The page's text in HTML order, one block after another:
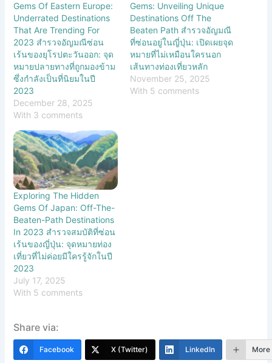
Gems Of Eastern Europe:
Underrated Destinations
That Are Trending For
2023 สำรวจอัญมณีซ่อน
เร้นของยุโรปตะวันออก: จุด
หมายปลายทางที่ถูกมองข้าม
ซึ่งกำลังเป็นที่นิยมในปี
2023
December 28, 2025
With 3 comments
Gems: Unveiling Unique
Destinations Off The
Beaten Path สำรวจอัญมณี
ที่ซ่อนอยู่ในญี่ปุ่น: เปิดเผยจุด
หมายที่ไม่เหมือนใครนอก
เส้นทางท่องเที่ยวหลัก
November 25, 2025
With 5 comments
Exploring The Hidden
Gems Of Japan: Off-The-
Beaten-Path Destinations
In 2023 สำรวจสมบัติที่ซ่อน
เร้นของญี่ปุ่น: จุดหมายท่อง
เที่ยวที่ไม่ค่อยมีใครรู้จักในปี
2023
July 17, 2025
With 5 comments
Share via:
Facebook X (Twitter) LinkedIn More